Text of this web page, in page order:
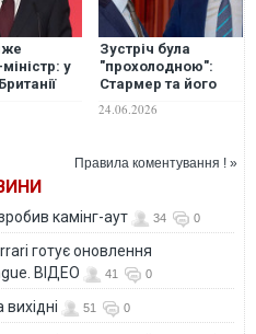
у
Зустріч була
"прохолодною":
Стармер та його
наступник Бернем
The Guardian
24.06.2026
Правила коментування ! »
камінг-аут 34 0
готує оновлення
ВІДЕО
41 0
вихідні 51 0